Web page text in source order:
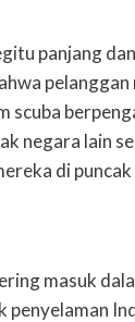
panjang
scuba
negara lain
di
masuk